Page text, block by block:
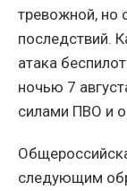
тревожной, но
последствий.
атака
ночью 7
силами ПВО и
следующим